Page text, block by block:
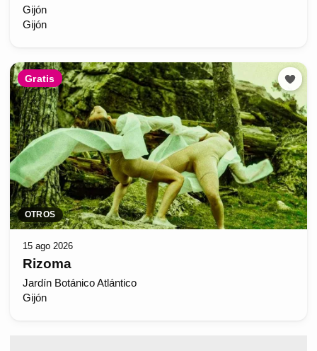
Gijón
Gijón
Gratis
OTROS
15 ago 2026
Rizoma
Jardín Botánico Atlántico
Gijón